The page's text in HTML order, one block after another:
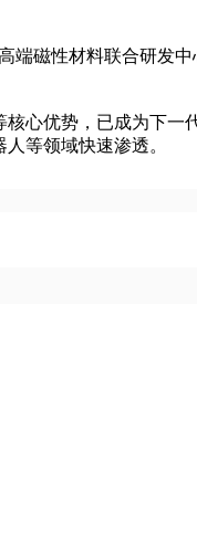
磁性材料联合研发
心优势，已成为下
等领域快速渗透。